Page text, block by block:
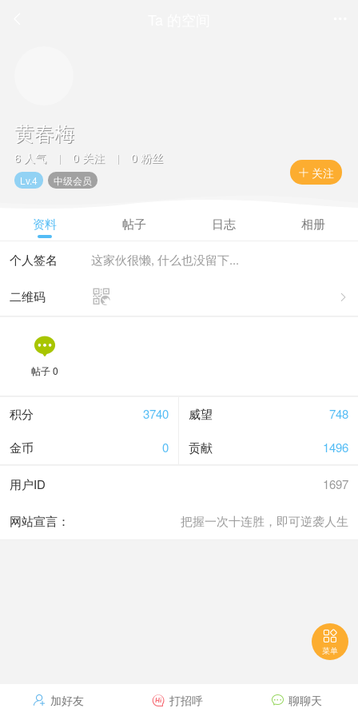
 关注
黄春梅
6 人气 | 0 关注 | 0 粉丝
Lv.4 中级会员
资料 帖子 日志 相册
这家伙很懒, 什么也没留下...
个人签名


二维码

帖子 0
3740
积分 748
威望
0
金币 1496
贡献
1697
用户ID
把握一次十连胜，即可逆袭人生
网站宣言：
 加好友  打招呼  聊聊天

菜单